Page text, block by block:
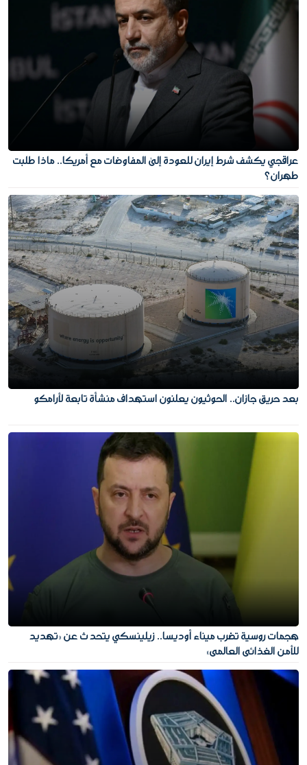
عراقجي يكشف شرط إيران للعودة إلى المفاوضات مع أمريكا.. ماذا طلبت
طهران؟
بعد حريق جازان.. الحوثيون يعلنون استهداف منشأة تابعة لأرامكو
هجمات روسية تضرب ميناء أوديسا.. زيلينسكي يتحدث عن «تهديد
للأمن الغذائي العالمي»